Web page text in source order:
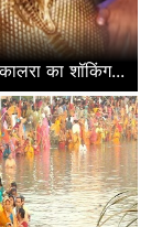
का शॉकिंग...